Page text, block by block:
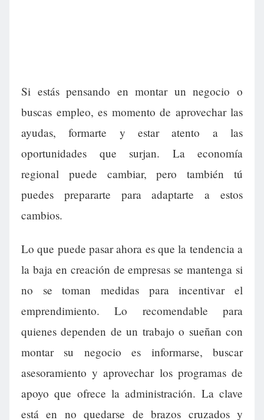
Si estás pensando en montar un negocio o
buscas empleo, es momento de aprovechar las
ayudas, formarte y estar atento a las
oportunidades que surjan. La economía
regional puede cambiar, pero también tú
puedes prepararte para adaptarte a estos
cambios.
Lo que puede pasar ahora es que la tendencia a
la baja en creación de empresas se mantenga si
no se toman medidas para incentivar el
emprendimiento. Lo recomendable para
quienes dependen de un trabajo o sueñan con
montar su negocio es informarse, buscar
asesoramiento y aprovechar los programas de
apoyo que ofrece la administración. La clave
está en no quedarse de brazos cruzados y